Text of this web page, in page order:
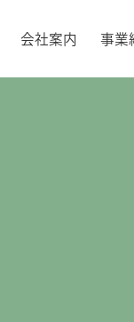
会社案内 事業